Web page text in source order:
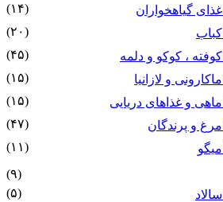
غذای گیاهخواران
(۱۴)
کباب
(۲۰)
کوفته ، کوکو و دلمه
(۴۵)
ماکارونی و لازانیا
(۱۵)
ماهی و غذاهای دریایی
(۱۵)
مرغ و پرندگان
(۴۷)
میگو
(۱۱)
(۹)
سالاد
(۵)